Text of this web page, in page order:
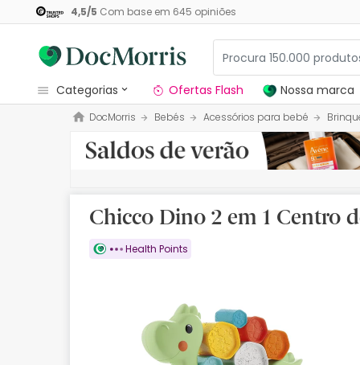
4,5/5 Com base em 645 opiniões
categorias
Dermocosmetica
Nossa marca
Medicamentos
Cosmética
Ofertas Flash Nossa marca
DocMorris Bebés Acessórios para bebé
Chicco Dino 2 em 1 Centro
Health Points